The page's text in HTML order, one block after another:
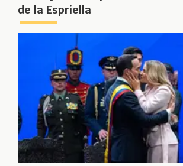
de la Espriella